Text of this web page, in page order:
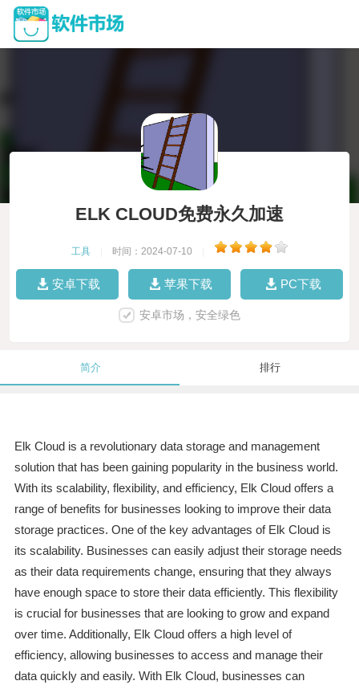
ELK CLOUD免费永久加速
工具 时间：2024-07-10
安卓下载 苹果下载 PC下载
安卓市场，安全绿色
简介 排行
Elk Cloud is a revolutionary data storage and management
solution that has been gaining popularity in the business world.
With its scalability, flexibility, and efficiency, Elk Cloud offers a
range of benefits for businesses looking to improve their data
storage practices. One of the key advantages of Elk Cloud is
its scalability. Businesses can easily adjust their storage needs
as their data requirements change, ensuring that they always
have enough space to store their data efficiently. This flexibility
is crucial for businesses that are looking to grow and expand
over time. Additionally, Elk Cloud offers a high level of
efficiency, allowing businesses to access and manage their
data quickly and easily. With Elk Cloud, businesses can